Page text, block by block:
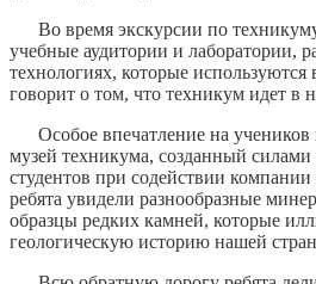
Во время экскурсии по
учебные аудитории и лаборатории,
технологиях, которые
говорит о том, что техникум идет в
Особое впечатление на учеников
музей техникума, созданный силами
студентов при содействии
ребята увидели разнообразные
образцы редких камней, которые
геологическую историю нашей